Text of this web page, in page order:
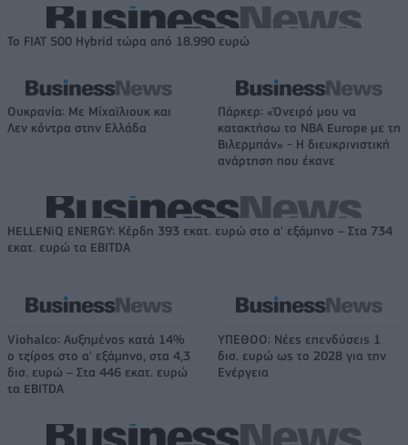
Το FIAT 500 Hybrid τώρα από 18.990 ευρώ
Ουκρανία: Με Μίχαϊλιουκ και
Λεν κόντρα στην Ελλάδα
Πάρκερ: «Όνειρό μου να
κατακτήσω το ΝΒΑ Europe με τη
Βιλερμπάν» - Η διευκρινιστική
ανάρτηση που έκανε
HELLENiQ ENERGY: Κέρδη 393 εκατ. ευρώ στο α' εξάμηνο – Στα 734
εκατ. ευρώ τα EBITDA
Viohalco: Αυξημένος κατά 14%
ο τζίρος στο α' εξάμηνο, στα 4,3
δισ. ευρώ – Στα 446 εκατ. ευρώ
τα EBITDA
ΥΠΕΘΟΟ: Νέες επενδύσεις 1
δισ. ευρώ ως το 2028 για την
Ενέργεια